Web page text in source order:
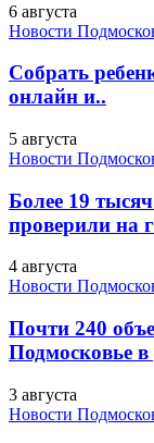
6 августа
Новости
Собрать
онлайн и..
5 августа
Новости
Более 19
проверили на
4 августа
Новости
Почти 240
Подмосковье
3 августа
Новости